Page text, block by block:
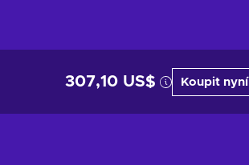
307,10 US$ Koupit nyní